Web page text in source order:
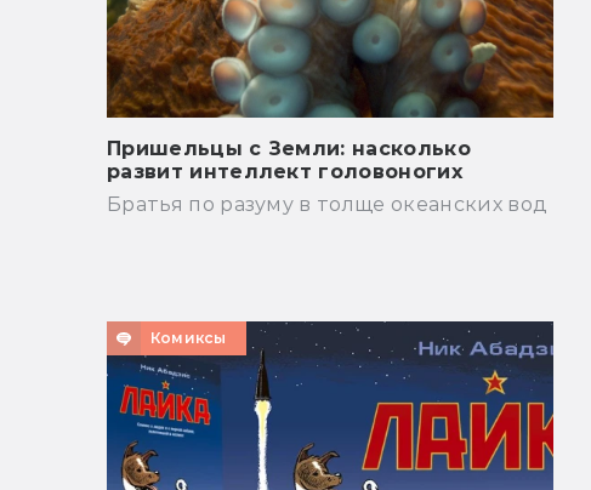
Пришельцы с Земли: насколько
развит интеллект головоногих
Братья по разуму в толще океанских вод
Комиксы